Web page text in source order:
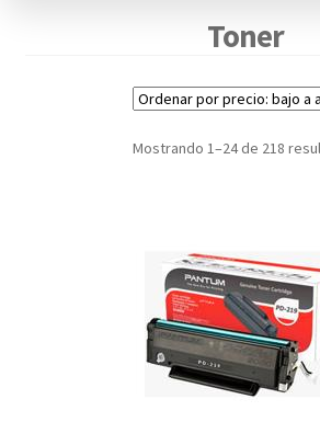
Categorias
Carrito
Mi cuenta
Toner
Mostrando 1–24 de 218